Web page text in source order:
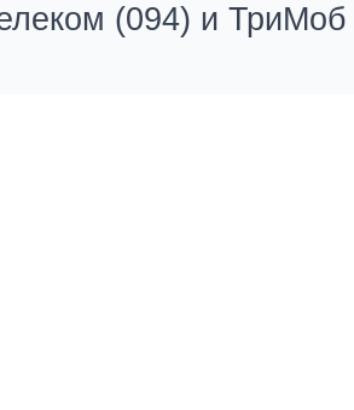
(094) и ТриМоб